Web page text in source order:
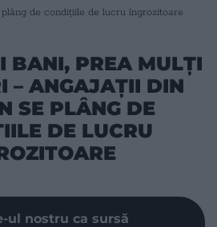
de condițiile de lucru îngrozitoare
BANI, PREA MULȚI
– ANGAJAȚII DIN
SE PLÂNG DE
DE LUCRU
ul nostru ca sursă